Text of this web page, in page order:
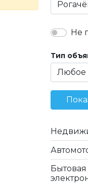
Не
Тип